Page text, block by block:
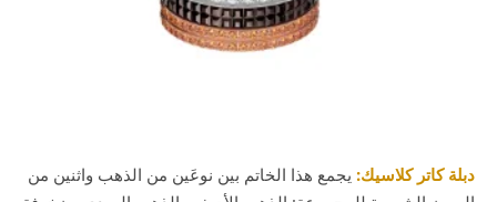
دبلة كاتر كلاسيك: يجمع هذا الخاتم بين نوعَين من الذهب واثنين من